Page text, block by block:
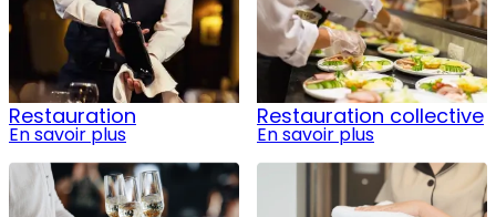
Restauration
En savoir plus
Restauration collective
En savoir plus